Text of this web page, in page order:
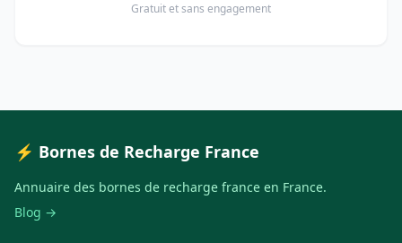
Gratuit et sans engagement
⚡ Bornes de Recharge France
Annuaire des bornes de recharge france en France.
Blog →